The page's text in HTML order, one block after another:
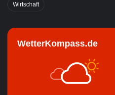
Wirtschaft
WetterKompass.de